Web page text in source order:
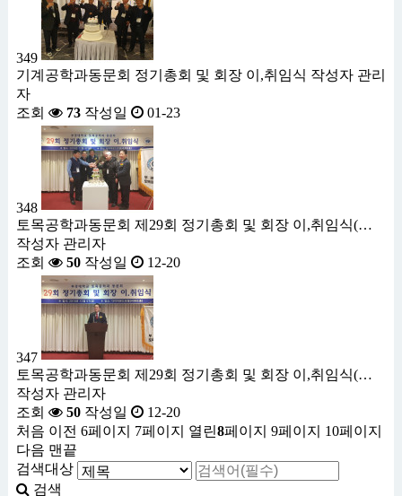
349
기계공학과동문회 정기총회 및 회장 이,취임식 작성자 관리
자
조회
73 작성일 01-23
348
토목공학과동문회 제29회 정기총회 및 회장 이,취임식(…
작성자 관리자
조회
50 작성일 12-20
347
토목공학과동문회 제29회 정기총회 및 회장 이,취임식(…
작성자 관리자
조회
50 작성일
12-20
처음 이전 6페이지 7페이지 열린8페이지 9페이지 10페이지
다음 맨끝
검색대상
검색